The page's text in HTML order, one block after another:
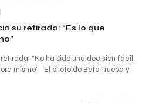
su retirada: “Es lo que
“No ha sido una decisión fácil,
mismo” El piloto de Beta Trueba y